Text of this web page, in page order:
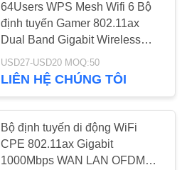
64Users WPS Mesh Wifi 6 Bộ
định tuyến Gamer 802.11ax
Dual Band Gigabit Wireless
CPE
USD27-USD20 MOQ:50
LIÊN HỆ CHÚNG TÔI
Bộ định tuyến di động WiFi
CPE 802.11ax Gigabit
1000Mbps WAN LAN OFDMA